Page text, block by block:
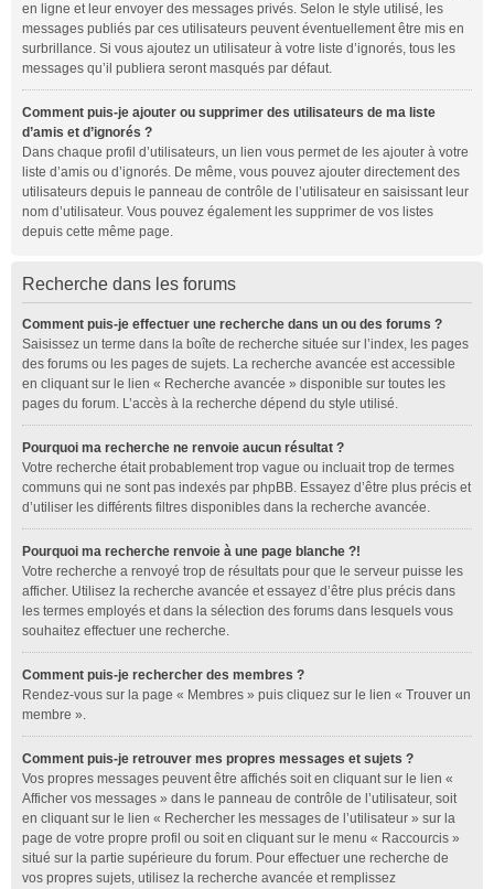
en ligne et leur envoyer des messages privés. Selon le style utilisé, les
messages publiés par ces utilisateurs peuvent éventuellement être mis en
surbrillance. Si vous ajoutez un utilisateur à votre liste d’ignorés, tous les
messages qu’il publiera seront masqués par défaut.
Comment puis-je ajouter ou supprimer des utilisateurs de ma liste
d’amis et d’ignorés ?
Dans chaque profil d’utilisateurs, un lien vous permet de les ajouter à votre
liste d’amis ou d’ignorés. De même, vous pouvez ajouter directement des
utilisateurs depuis le panneau de contrôle de l’utilisateur en saisissant leur
nom d’utilisateur. Vous pouvez également les supprimer de vos listes
depuis cette même page.
Recherche dans les forums
Comment puis-je effectuer une recherche dans un ou des forums ?
Saisissez un terme dans la boîte de recherche située sur l’index, les pages
des forums ou les pages de sujets. La recherche avancée est accessible
en cliquant sur le lien « Recherche avancée » disponible sur toutes les
pages du forum. L’accès à la recherche dépend du style utilisé.
Pourquoi ma recherche ne renvoie aucun résultat ?
Votre recherche était probablement trop vague ou incluait trop de termes
communs qui ne sont pas indexés par phpBB. Essayez d’être plus précis et
d’utiliser les différents filtres disponibles dans la recherche avancée.
Pourquoi ma recherche renvoie à une page blanche ?!
Votre recherche a renvoyé trop de résultats pour que le serveur puisse les
afficher. Utilisez la recherche avancée et essayez d’être plus précis dans
les termes employés et dans la sélection des forums dans lesquels vous
souhaitez effectuer une recherche.
Comment puis-je rechercher des membres ?
Rendez-vous sur la page « Membres » puis cliquez sur le lien « Trouver un
membre ».
Comment puis-je retrouver mes propres messages et sujets ?
Vos propres messages peuvent être affichés soit en cliquant sur le lien «
Afficher vos messages » dans le panneau de contrôle de l’utilisateur, soit
en cliquant sur le lien « Rechercher les messages de l’utilisateur » sur la
page de votre propre profil ou soit en cliquant sur le menu « Raccourcis »
situé sur la partie supérieure du forum. Pour effectuer une recherche de
vos propres sujets, utilisez la recherche avancée et remplissez